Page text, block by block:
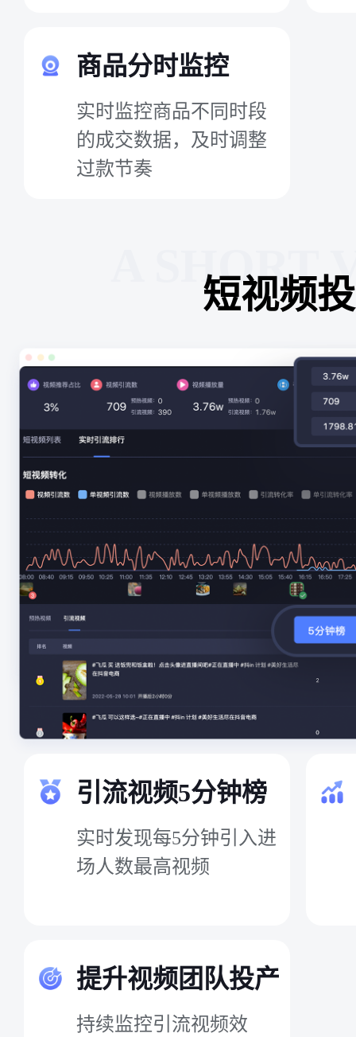
商品分时监控
实时监控商品不同时段
的成交数据，及时调整
过款节奏
A SHORT
短视频
引流视频5分钟榜
实时发现每5分钟引入进
场人数最高视频
提升视频团队投产
持续监控引流视频效